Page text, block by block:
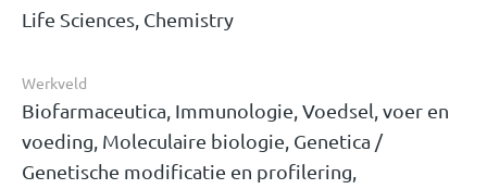
Life Sciences, Chemistry
Werkveld
Biofarmaceutica, Immunologie, Voedsel, voer en
voeding, Moleculaire biologie, Genetica /
Genetische modificatie en profilering,